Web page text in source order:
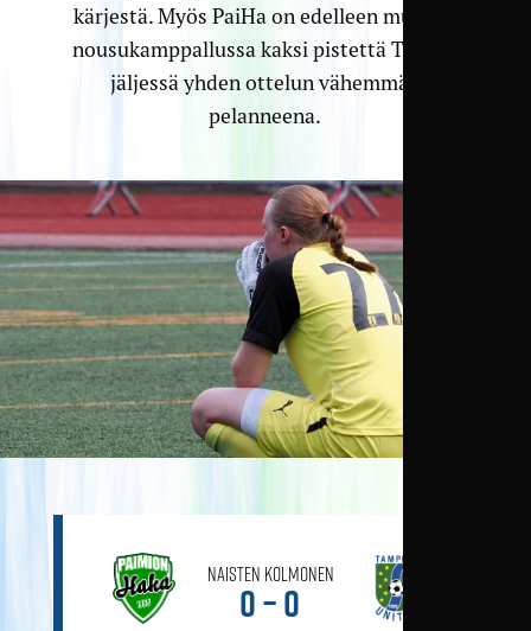
kärjestä. Myös PaiHa on edelleen mukana
nousukamppallussa kaksi pistettä TamUn
jäljessä yhden ottelun vähemmän
pelanneena.
Naisten Kolmonen
0 – 0